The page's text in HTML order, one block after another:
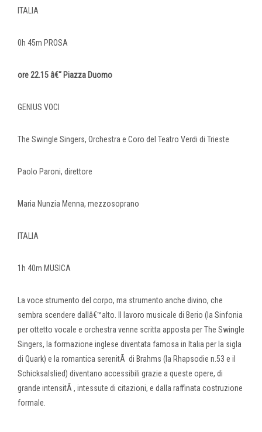
ITALIA
0h 45m PROSA
ore 22.15 â€“ Piazza Duomo
GENIUS VOCI
The Swingle Singers, Orchestra e Coro del Teatro Verdi di Trieste
Paolo Paroni, direttore
Maria Nunzia Menna, mezzosoprano
ITALIA
1h 40m MUSICA
La voce strumento del corpo, ma strumento anche divino, che
sembra scendere dallâ€™alto. Il lavoro musicale di Berio (la Sinfonia
per ottetto vocale e orchestra venne scritta apposta per The Swingle
Singers, la formazione inglese diventata famosa in Italia per la sigla
di Quark) e la romantica serenitÃ di Brahms (la Rhapsodie n.53 e il
Schicksalslied) diventano accessibili grazie a queste opere, di
grande intensitÃ , intessute di citazioni, e dalla raffinata costruzione
formale.